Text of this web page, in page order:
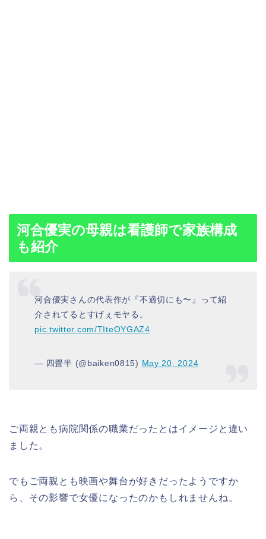
河合優実の母親は看護師で家族構成
も紹介
河合優実さんの代表作が『不適切にも〜』って紹
介されてるとすげぇモヤる。
pic.twitter.com/TIteOYGAZ4
— 四畳半 (@baiken0815) May 20, 2024
ご両親とも病院関係の職業だったとはイメージと違い
ました。
でもご両親とも映画や舞台が好きだったようですか
ら、その影響で女優になったのかもしれませんね。